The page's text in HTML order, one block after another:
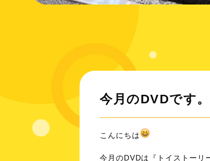
今月のDVDです。
こんにちは
今月のDVDは『トイストーリ